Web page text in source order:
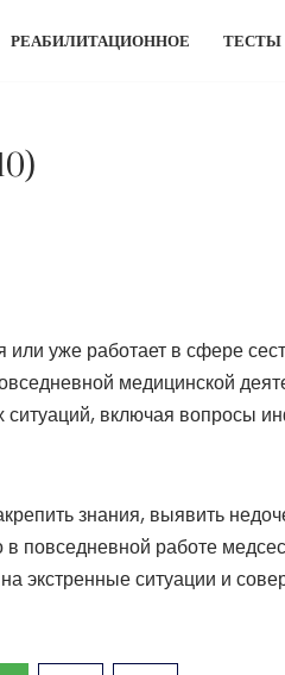
РЕАБИЛИТАЦИОННОЕ ТЕСТЫ
уже работает в сфере
медицинской
включая вопросы
знания, выявить
повседневной работе
экстренные ситуации и